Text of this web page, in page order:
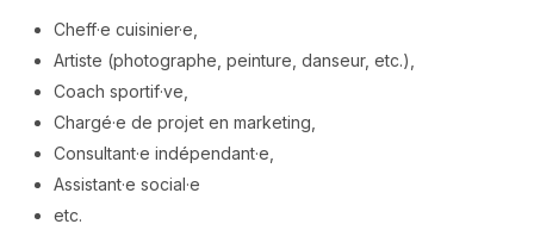
Cheff·e cuisinier·e,
Artiste (photographe, peinture, danseur, etc.),
Coach sportif·ve,
Chargé·e de projet en marketing,
Consultant·e indépendant·e,
Assistant·e social·e
etc.